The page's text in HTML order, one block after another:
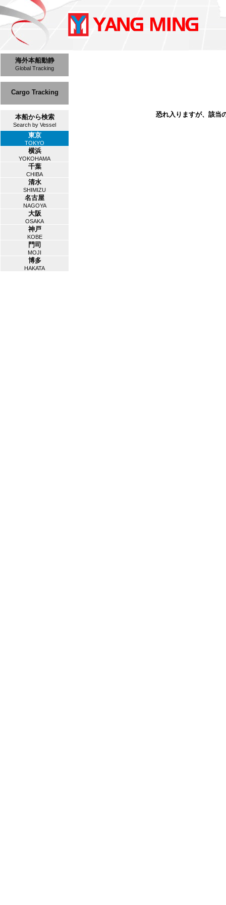
海外本船動静
Global Tracking
Cargo Tracking
本船から検索
Search by Vessel
東京
TOKYO
横浜
YOKOHAMA
千葉
CHIBA
清水
SHIMIZU
名古屋
NAGOYA
大阪
OSAKA
神戸
KOBE
門司
MOJI
博多
HAKATA
恐れ入りますが、該当